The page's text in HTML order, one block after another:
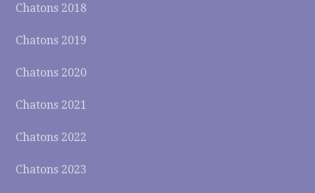
Chatons 2018
Chatons 2019
Chatons 2020
Chatons 2021
Chatons 2022
Chatons 2023